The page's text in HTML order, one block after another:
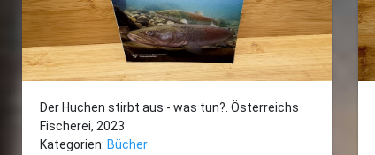
Der Huchen stirbt aus - was tun?. Österreichs
Fischerei, 2023
Kategorien: Bücher